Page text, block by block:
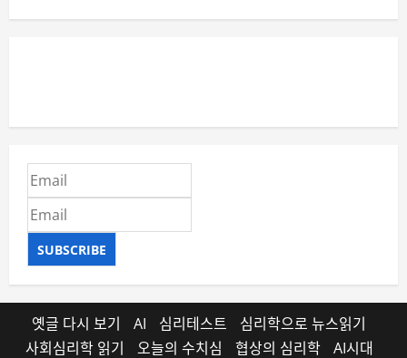
SUBSCRIBE
옛글 다시 보기 AI 심리테스트
심리학으로 뉴스읽기
사회심리학 읽기
오늘의 수치심 협상의 심리학 AI시대